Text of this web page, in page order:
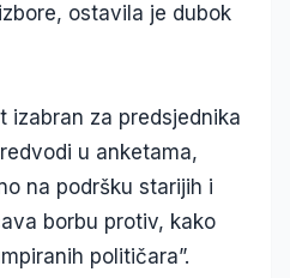
ostavila je dubok
izabran za predsjednika
u anketama,
na podršku starijih i
borbu protiv, kako
političara”.